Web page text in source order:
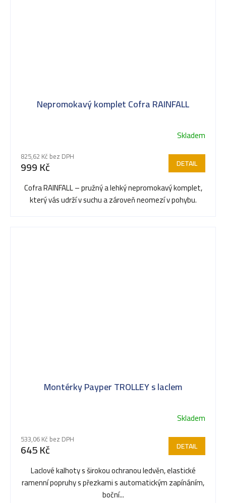
Nepromokavý komplet Cofra RAINFALL
Skladem
825,62 Kč bez DPH
999 Kč DETAIL
Cofra RAINFALL – pružný a lehký nepromokavý komplet,
který vás udrží v suchu a zároveň neomezí v pohybu.
Montérky Payper TROLLEY s laclem
hodnocení
produktu
je
z
Skladem
533,06 Kč bez DPH
645 Kč DETAIL
Laclové kalhoty s širokou ochranou ledvěn, elastické
ramenní popruhy s přezkami s automatickým zapínáním,
boční...